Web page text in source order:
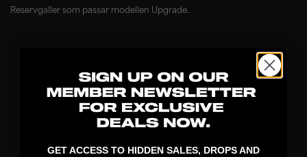
Reservgaller som passar modellen Upgrade.
GET ACCESS TO HIDDEN SALES, DROPS AND